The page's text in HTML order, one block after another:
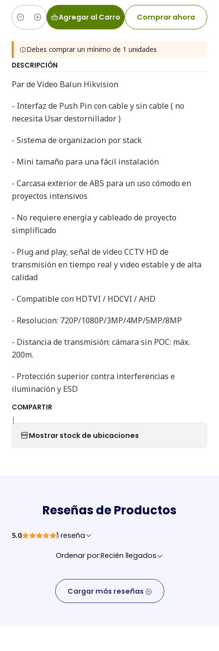
Cantidad
Agregar al Carro Comprar ahora
Debes comprar un mínimo de 1 unidades
DESCRIPCIÓN
Par de Video Balun Hikvision
- Interfaz de Push Pin con cable y sin cable ( no
necesita Usar destornillador )
- Sistema de organizacion por stack
- Mini tamaño para una fácil instalación
- Carcasa exterior de ABS para un uso cómodo en
proyectos intensivos
- No requiere energía y cableado de proyecto
simplificado
- Plug and play, señal de video CCTV HD de
transmisión en tiempo real y video estable y de alta
calidad
- Compatible con HDTVI / HDCVI / AHD
- Resolucion: 720P/1080P/3MP/4MP/5MP/8MP
- Distancia de transmisión: cámara sin POC: máx.
200m.
- Protección superior contra interferencias e
iluminación y ESD
COMPARTIR
|
Mostrar stock de ubicaciones
Reseñas de Productos
5.0 1 reseña
Ordenar por:Recién llegados
Cargar más reseñas